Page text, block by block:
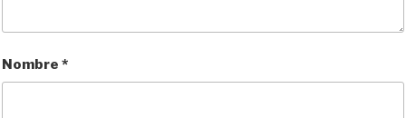
Nombre *